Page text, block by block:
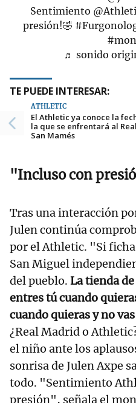
Sentimiento
presión!🤣
♬ sonido
TE PUEDE INTERESAR:
ATHLETIC
El Athletic ya conoce la
la que se enfrentará al
San Mamés
"Incluso con
Tras una interacción
Julen continúa
por el Athletic. "Si
San Miguel
del pueblo. La tienda
entres tú cuando
cuando quieras y no
¿Real Madrid o
el niño ante los
sonrisa de Julen Axpe
todo. "Sentimiento
presión", señala el